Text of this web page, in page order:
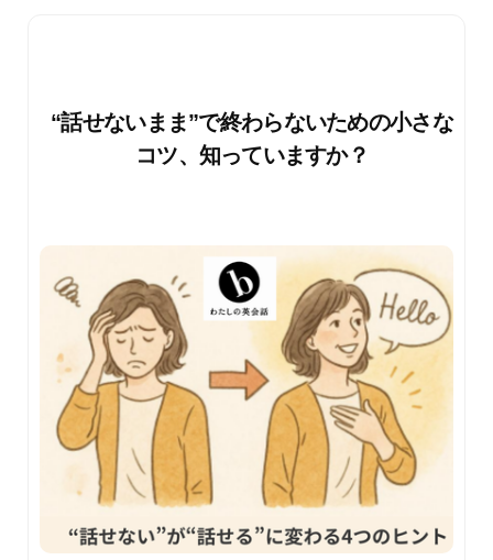
“話せないまま”で終わらないための小さな
コツ、知っていますか？